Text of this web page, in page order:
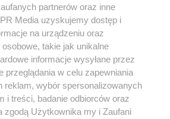
partnerów oraz inne
Media uzyskujemy dostęp i
na urządzeniu oraz
takie jak unikalne
informacje wysyłane przez
przeglądania w celu zapewniania
reklam, wybór spersonalizowanych
i treści, badanie odbiorców oraz
zgodą Użytkownika my i Zaufani